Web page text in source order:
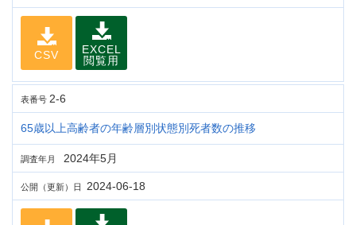
CSV
EXCEL
閲覧用
表番号 2-6
65歳以上高齢者の年齢層別状態別死者数の推移
調査年月 2024年5月
公開（更新）日 2024-06-18